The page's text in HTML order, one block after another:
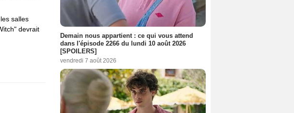
salles
devrait
Demain nous appartient : ce qui vous attend
dans l'épisode 2266 du lundi 10 août 2026
[SPOILERS]
vendredi 7 août 2026